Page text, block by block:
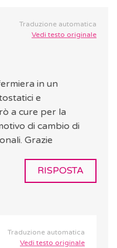
Traduzione automatica
Vedi testo originale
in un
e
a cure per la
di cambio di
Grazie
RISPOSTA
Traduzione automatica
Vedi testo originale